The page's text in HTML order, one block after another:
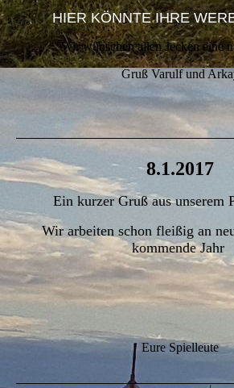
HIER KÖNNTE IHRE
Wir wünschen allen Jecken eine
Gruß Varulf und
8.1.2017
Ein kurzer Gruß aus unserem
Wir arbeiten schon fleißig an
kommende Jahr
Eure Spielleute